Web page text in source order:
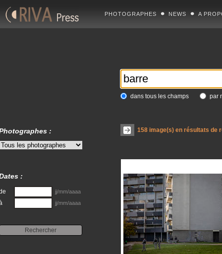
PHOTOGRAPHES NEWS A
dans tous les champs par
158image(s) en résultats de
:
:
jj/mm/aaaa
jj/mm/aaaa